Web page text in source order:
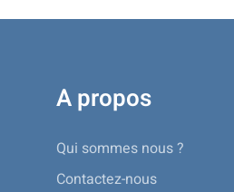
A propos
Qui sommes nous ?
Contactez-nous